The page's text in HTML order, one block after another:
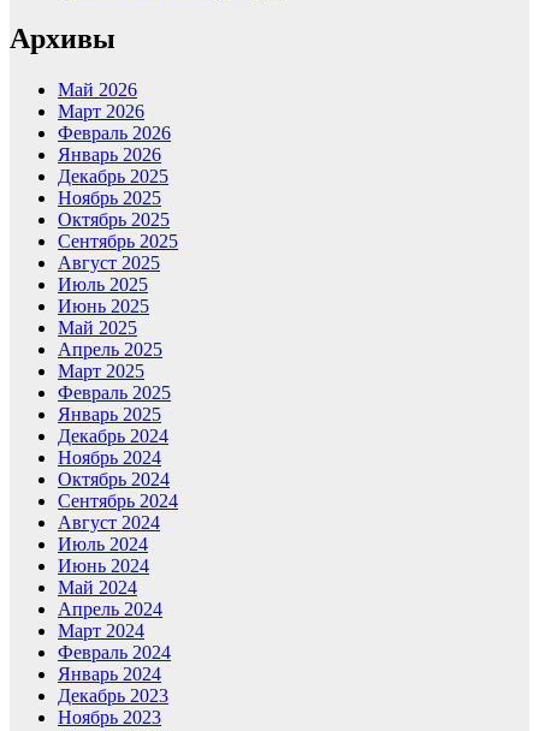
Архивы
Май 2026
Март 2026
Февраль 2026
Январь 2026
Декабрь 2025
Ноябрь 2025
Октябрь 2025
Сентябрь 2025
Август 2025
Июль 2025
Июнь 2025
Май 2025
Апрель 2025
Март 2025
Февраль 2025
Январь 2025
Декабрь 2024
Ноябрь 2024
Октябрь 2024
Сентябрь 2024
Август 2024
Июль 2024
Июнь 2024
Май 2024
Апрель 2024
Март 2024
Февраль 2024
Январь 2024
Декабрь 2023
Ноябрь 2023